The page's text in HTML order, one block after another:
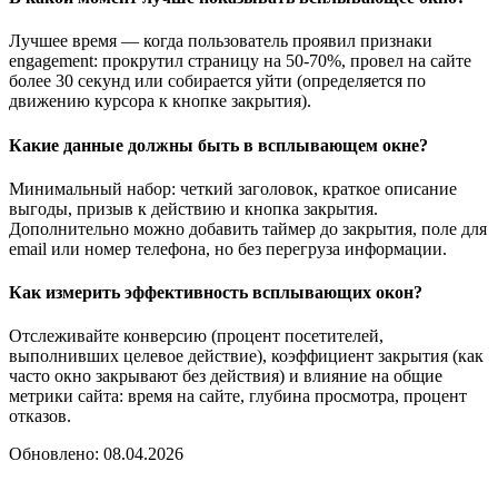
Лучшее время — когда пользователь проявил признаки
engagement: прокрутил страницу на 50-70%, провел на сайте
более 30 секунд или собирается уйти (определяется по
движению курсора к кнопке закрытия).
Какие данные должны быть в всплывающем окне?
Минимальный набор: четкий заголовок, краткое описание
выгоды, призыв к действию и кнопка закрытия.
Дополнительно можно добавить таймер до закрытия, поле для
email или номер телефона, но без перегруза информации.
Как измерить эффективность всплывающих окон?
Отслеживайте конверсию (процент посетителей,
выполнивших целевое действие), коэффициент закрытия (как
часто окно закрывают без действия) и влияние на общие
метрики сайта: время на сайте, глубина просмотра, процент
отказов.
Обновлено: 08.04.2026